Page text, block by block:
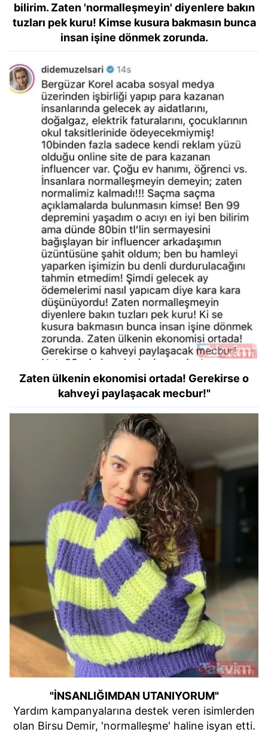
bilirim. Zaten 'normalleşmeyin' diyenlere bakın
tuzları pek kuru! Kimse kusura bakmasın bunca
insan işine dönmek zorunda.
Zaten ülkenin ekonomisi ortada! Gerekirse o
kahveyi paylaşacak mecbur!"
"İNSANLIĞIMDAN UTANIYORUM"
Yardım kampanyalarına destek veren isimlerden
olan Birsu Demir, 'normalleşme' haline isyan etti.